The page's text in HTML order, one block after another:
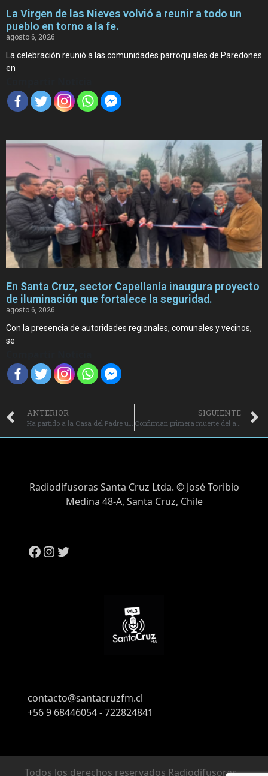
La Virgen de las Nieves volvió a reunir a todo un
pueblo en torno a la fe.
agosto 6, 2026
La celebración reunió a las comunidades parroquiales de Paredones
en
En Santa Cruz, sector Capellanía inaugura proyecto
de iluminación que fortalece la seguridad.
agosto 6, 2026
Con la presencia de autoridades regionales, comunales y vecinos,
se
ANTERIOR SIGUIENTE
Radiodifusoras Santa Cruz Ltda. © José Toribio
Medina 48-A, Santa Cruz, Chile
contacto@santacruzfm.cl
+56 9 68446054 - 722824841
Todos los derechos reservados Radiodifusoras